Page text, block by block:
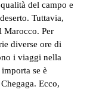
del campo e
Tuttavia,
Marocco. Per
diverse ore di
i viaggi nella
se è
Ecco,